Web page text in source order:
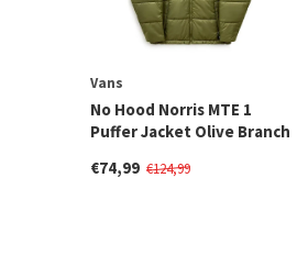
Vans
No Hood Norris MTE 1
Puffer Jacket Olive Branch
€74,99 €124,99